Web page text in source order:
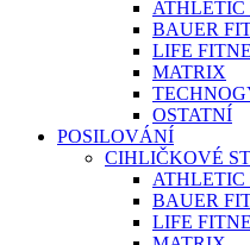
ATHLETIC
BAUER
LIFE
MATRIX
OSTATNÍ
POSILOVÁNÍ
CIHLIČKOVÉ
ATHLETIC
BAUER
LIFE